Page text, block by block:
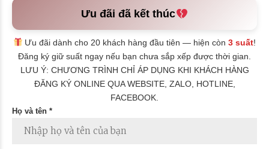
Ưu đãi đã kết thúc
Ưu đãi dành cho 20 khách hàng đầu tiên — hiện còn3 suất!
Đăng ký giữ suất ngay nếu bạn chưa sắp xếp được thời gian.
LƯU Ý: CHƯƠNG TRÌNH CHỈ ÁP DỤNG KHI KHÁCH HÀNG
ĐĂNG KÝ ONLINE QUA WEBSITE, ZALO, HOTLINE,
FACEBOOK.
Họ và tên *